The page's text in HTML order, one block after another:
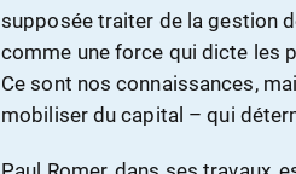
supposée traiter de la gestion
comme une force qui dicte les
Ce sont nos connaissances,
mobiliser du capital – qui